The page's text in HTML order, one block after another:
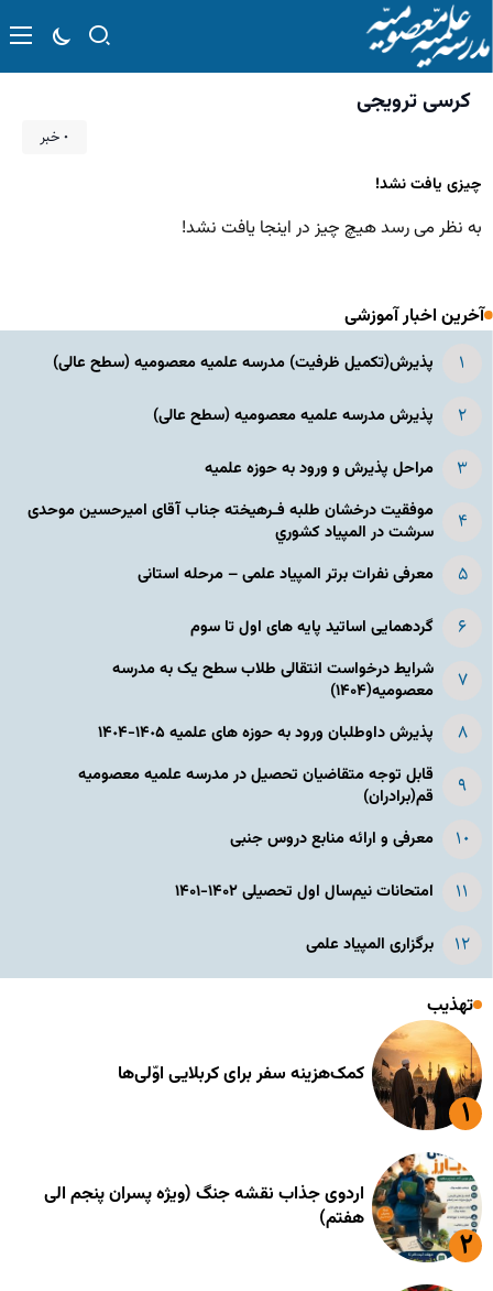
کرسی ترویجی
۰ خبر
چیزی یافت نشد!
به نظر می رسد هیچ چیز در اینجا یافت نشد!
آخرین اخبار آموزشی
پذیرش(تکمیل ظرفیت) مدرسه علمیه معصومیه‌ (سطح عالی)
پذیرش مدرسه علمیه معصومیه‌ (سطح عالی)
مراحل پذیرش و ورود به حوزه علمیه
موفقیت درخشان طلبه فـرهیخته جناب آقای امیرحسین موحدی
سرشت در المپياد كشوري
معرفی نفرات برتر المپیاد علمی – مرحله استانی
گردهمایی اساتید پایه های اول تا سوم
شرایط درخواست انتقالی طلاب سطح یک به مدرسه
معصومیه(۱۴۰۴)
پذیرش داوطلبان ورود به حوزه های علمیه ١۴٠۵-١۴٠۴
قابل توجه متقاضیان تحصیل در مدرسه علمیه معصومیه
قم(برادران)
معرفی و ارائه منابع دروس جنبی
امتحانات نیم‌سال اول تحصیلی ۱۴۰۲-۱۴۰۱
برگزاری المپیاد علمی
تهذیب
کمک‌هزینه سفر برای کربلایی اوّلی‌ها
اردوی جذاب نقشه جنگ (ویژه پسران پنجم الی
هفتم)